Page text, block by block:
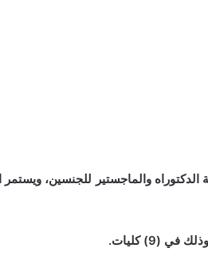
الدكتوراه والماجستير للجنسين،
(9) كليات.